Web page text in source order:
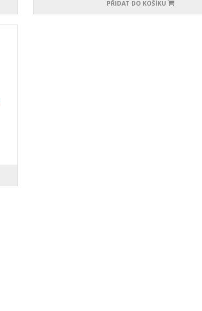
PŘIDAT DO KOŠÍKU